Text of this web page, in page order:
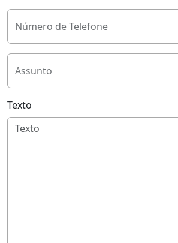
Número de Telefone
Assunto
Texto